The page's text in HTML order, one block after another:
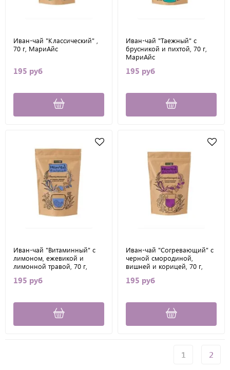
Иван-чай "Классический" ,
70 г, МариАйс
195 руб
Иван-чай "Таежный" с
брусникой и пихтой, 70 г,
МариАйс
195 руб
Иван-чай "Витаминный" с
лимоном, ежевикой и
лимонной травой, 70 г,
195 руб
Иван-чай "Согревающий" с
черной смородиной,
вишней и корицей, 70 г,
195 руб
1 2